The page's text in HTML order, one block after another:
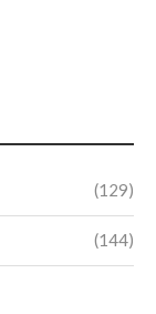
(129)
(144)